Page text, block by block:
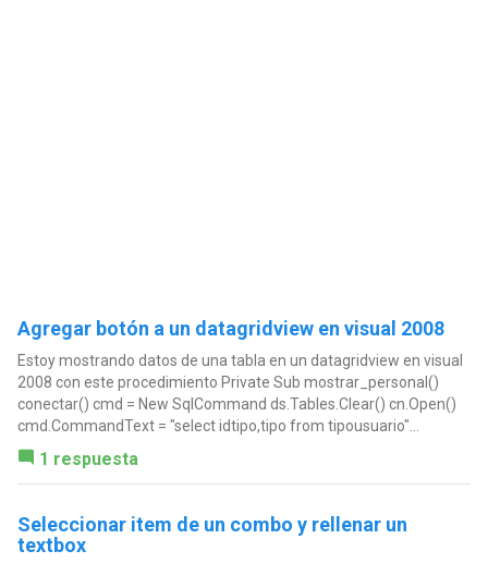
Agregar botón a un datagridview en visual 2008
Estoy mostrando datos de una tabla en un datagridview en visual
2008 con este procedimiento Private Sub mostrar_personal()
conectar() cmd = New SqlCommand ds.Tables.Clear() cn.Open()
cmd.CommandText = "select idtipo,tipo from tipousuario"...
1 respuesta
Seleccionar item de un combo y rellenar un
textbox